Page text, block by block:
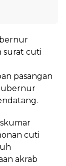
surat cuti
pasangan
cuti
akrab